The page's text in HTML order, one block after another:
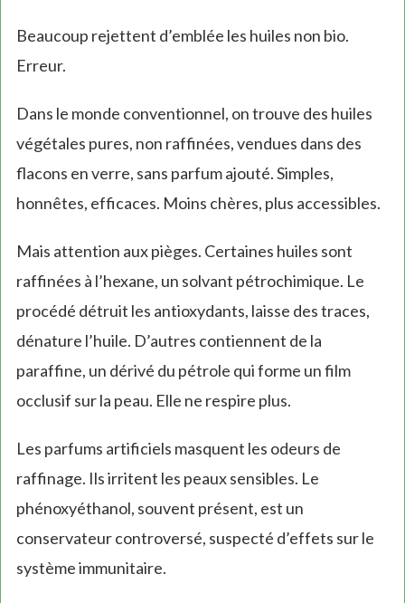
Beaucoup rejettent d’emblée les huiles non bio.
Erreur.
Dans le monde conventionnel, on trouve des huiles
végétales pures, non raffinées, vendues dans des
flacons en verre, sans parfum ajouté. Simples,
honnêtes, efficaces. Moins chères, plus accessibles.
Mais attention aux pièges. Certaines huiles sont
raffinées à l’hexane, un solvant pétrochimique. Le
procédé détruit les antioxydants, laisse des traces,
dénature l’huile. D’autres contiennent de la
paraffine, un dérivé du pétrole qui forme un film
occlusif sur la peau. Elle ne respire plus.
Les parfums artificiels masquent les odeurs de
raffinage. Ils irritent les peaux sensibles. Le
phénoxyéthanol, souvent présent, est un
conservateur controversé, suspecté d’effets sur le
système immunitaire.